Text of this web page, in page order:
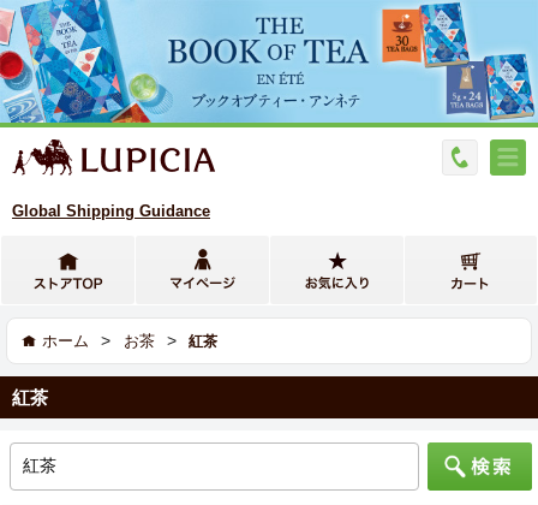
Global Shipping Guidance
ホーム > お茶 > 紅茶
紅茶